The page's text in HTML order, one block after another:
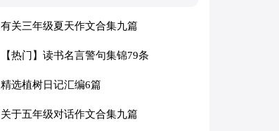
有关三年级夏天作文合集九篇
【热门】读书名言警句集锦79条
精选植树日记汇编6篇
关于五年级对话作文合集九篇